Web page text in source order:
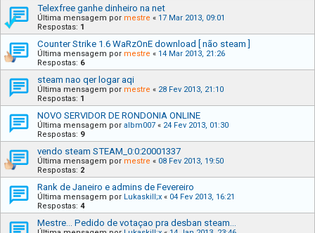
Tele xfree ganhe dinheiro na net
Última mensagem por mestre « 17 Mar 2013, 09:01
Respostas: 1
Counter Strike 1.6 WaRzOnE download [ não steam ]
Última mensagem por mestre « 14 Mar 2013, 21:26
Respostas: 6
steam nao qer logar aqi
Última mensagem por mestre « 28 Fev 2013, 21:10
Respostas: 1
NOVO SERVIDOR DE RONDONIA ONLINE
Última mensagem por albm007 « 24 Fev 2013, 01:30
Respostas: 9
vendo steam STEAM_0:0:20001337
Última mensagem por mestre « 08 Fev 2013, 19:50
Respostas: 2
Rank de Janeiro e admins de Fevereiro
Última mensagem por Lukaskill;x « 04 Fev 2013, 16:21
Respostas: 4
Mestre... Pedido de votaçao pra desban steam...